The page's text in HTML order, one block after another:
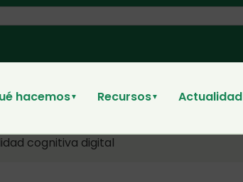
hacemos▼ Recursos▼ Actualidad
cognitiva digital